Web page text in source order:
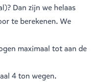
Dan zijn we helaas
te berekenen. We
maximaal tot aan de
4 ton wegen.